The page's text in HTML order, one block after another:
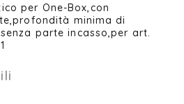
per One-Box,con
minima di
parte incasso,per art.